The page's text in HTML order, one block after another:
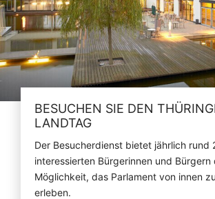
BESUCHEN SIE DEN
LANDTAG
Der Besucherdienst bietet jährlich rund
interessierten Bürgerinnen und Bürgern
Möglichkeit, das Parlament von innen zu
erleben.